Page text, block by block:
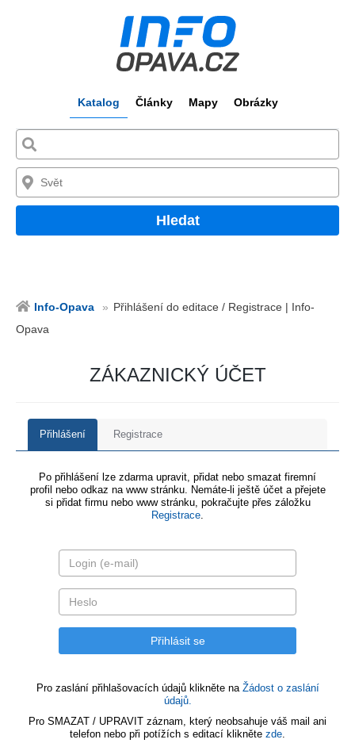
Katalog Články Mapy Obrázky
Hledat
Info-Opava
Přihlášení do editace / Registrace | Info-
Opava
ZÁKAZNICKÝ ÚČET
Přihlášení Registrace
Po přihlášení lze zdarma upravit, přidat nebo smazat firemní
profil nebo odkaz na www stránku. Nemáte-li ještě účet a přejete
si přidat firmu nebo www stránku, pokračujte přes záložku
Registrace.
Pro zaslání přihlašovacích údajů klikněte na Žádost o zaslání
údajů.
Pro SMAZAT / UPRAVIT záznam, který neobsahuje váš mail ani
telefon nebo při potížích s editací klikněte zde.